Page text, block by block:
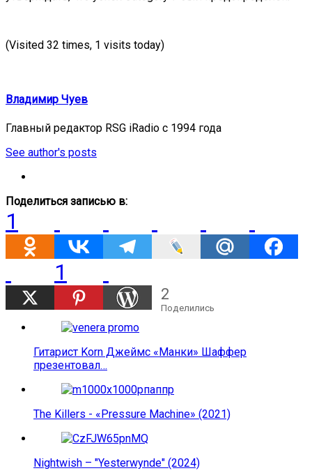
(Visited 32 times, 1 visits today)
Владимир Чуев
Главный редактор RSG iRadio с 1994 года
See author's posts
Поделиться записью в:
1
1
2
Поделились
Гитарист Korn Джеймс «Манки» Шаффер
презентовал…
The Killers - «Pressure Machine» (2021)
Nightwish – "Yesterwynde" (2024)